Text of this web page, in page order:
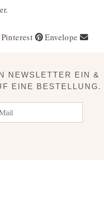
Pinterest Envelope
NEWSLETTER EIN &
EINE BESTELLUNG.